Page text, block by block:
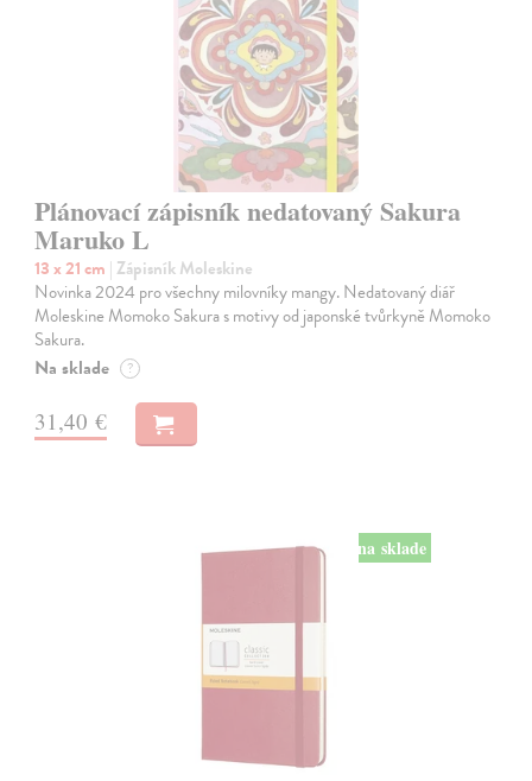
Plánovací zápisník nedatovaný Sakura
Maruko L
13 x 21 cm | Zápisník Moleskine
Novinka 2024 pro všechny milovníky mangy. Nedatovaný diář
Moleskine Momoko Sakura s motivy od japonské tvůrkyně Momoko
Sakura.
Na sklade ?
31,40 €
na sklade